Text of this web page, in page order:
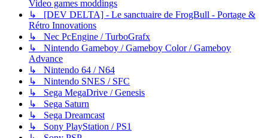
Video games moddings
↳ [DEV DELTA] - Le sanctuaire de FrogBull - Portage &
Rétro Innovations
↳ Nec PcEngine / TurboGrafx
↳ Nintendo Gameboy / Gameboy Color / Gameboy
Advance
↳ Nintendo 64 / N64
↳ Nintendo SNES / SFC
↳ Sega MegaDrive / Genesis
↳ Sega Saturn
↳ Sega Dreamcast
↳ Sony PlayStation / PS1